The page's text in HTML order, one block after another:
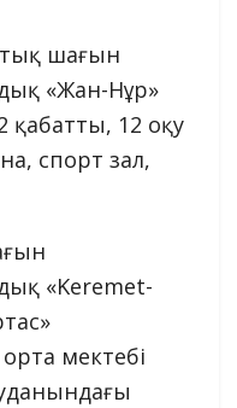
шағын
«Жан-Нұр»
қабатты, 12 оқу
спорт зал,
«Keremet-
мектебі